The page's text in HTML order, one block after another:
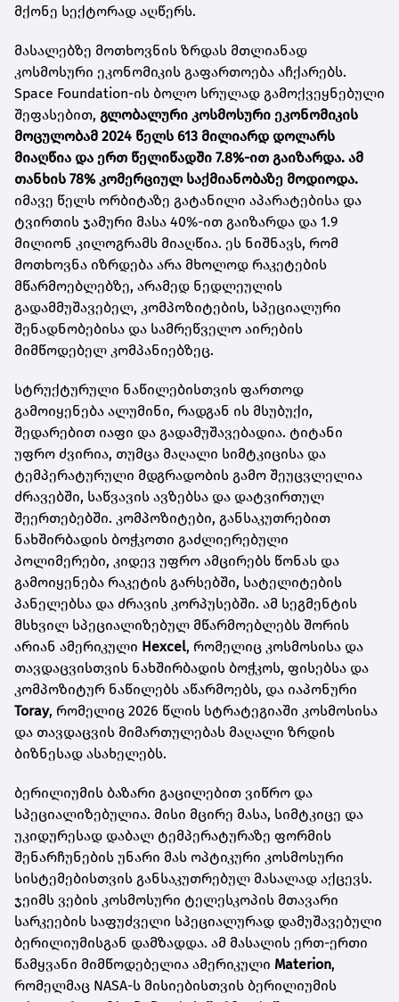
მქონე სექტორად აღწერს.
მასალებზე მოთხოვნის ზრდას მთლიანად
კოსმოსური ეკონომიკის გაფართოება აჩქარებს.
Space Foundation-ის ბოლო სრულად გამოქვეყნებული
შეფასებით, გლობალური კოსმოსური ეკონომიკის
მოცულობამ 2024 წელს 613 მილიარდ დოლარს
მიაღწია და ერთ წელიწადში 7.8%-ით გაიზარდა. ამ
თანხის 78% კომერციულ საქმიანობაზე მოდიოდა.
იმავე წელს ორბიტაზე გატანილი აპარატებისა და
ტვირთის ჯამური მასა 40%-ით გაიზარდა და 1.9
მილიონ კილოგრამს მიაღწია. ეს ნიშნავს, რომ
მოთხოვნა იზრდება არა მხოლოდ რაკეტების
მწარმოებლებზე, არამედ ნედლეულის
გადამმუშავებელ, კომპოზიტების, სპეციალური
შენადნობებისა და სამრეწველო აირების
მიმწოდებელ კომპანიებზეც.
სტრუქტურული ნაწილებისთვის ფართოდ
გამოიყენება ალუმინი, რადგან ის მსუბუქი,
შედარებით იაფი და გადამუშავებადია. ტიტანი
უფრო ძვირია, თუმცა მაღალი სიმტკიცისა და
ტემპერატურული მდგრადობის გამო შეუცვლელია
ძრავებში, საწვავის ავზებსა და დატვირთულ
შეერთებებში. კომპოზიტები, განსაკუთრებით
ნახშირბადის ბოჭკოთი გაძლიერებული
პოლიმერები, კიდევ უფრო ამცირებს წონას და
გამოიყენება რაკეტის გარსებში, სატელიტების
პანელებსა და ძრავის კორპუსებში. ამ სეგმენტის
მსხვილ სპეციალიზებულ მწარმოებლებს შორის
არიან ამერიკული Hexcel, რომელიც კოსმოსისა და
თავდაცვისთვის ნახშირბადის ბოჭკოს, ფისებსა და
კომპოზიტურ ნაწილებს აწარმოებს, და იაპონური
Toray, რომელიც 2026 წლის სტრატეგიაში კოსმოსისა
და თავდაცვის მიმართულებას მაღალი ზრდის
ბიზნესად ასახელებს.
ბერილიუმის ბაზარი გაცილებით ვიწრო და
სპეციალიზებულია. მისი მცირე მასა, სიმტკიცე და
უკიდურესად დაბალ ტემპერატურაზე ფორმის
შენარჩუნების უნარი მას ოპტიკური კოსმოსური
სისტემებისთვის განსაკუთრებულ მასალად აქცევს.
ჯეიმს ვების კოსმოსური ტელესკოპის მთავარი
სარკეების საფუძველი სპეციალურად დამუშავებული
ბერილიუმისგან დამზადდა. ამ მასალის ერთ-ერთი
წამყვანი მიმწოდებელია ამერიკული Materion,
რომელმაც NASA-ს მისიებისთვის ბერილიუმის